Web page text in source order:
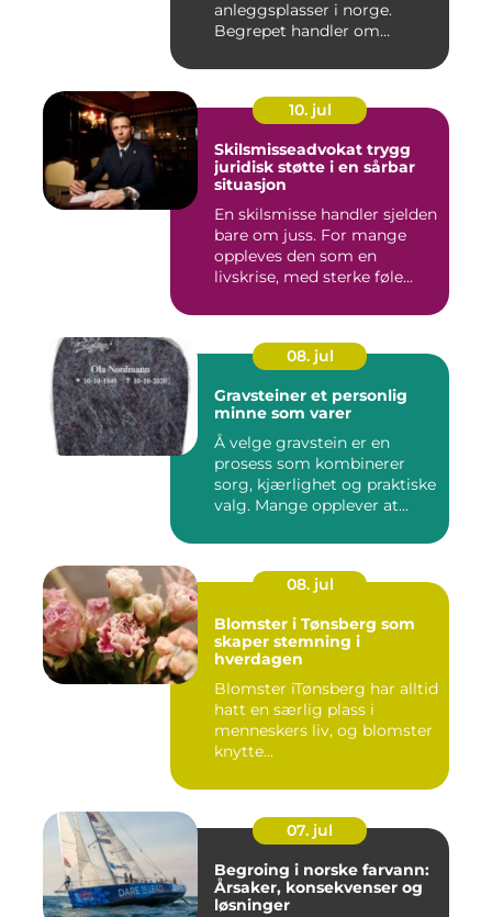
anleggsplasser i norge.
Begrepet handler om
10. jul
Skilsmisseadvokat trygg
juridisk støtte i en sårbar
situasjon
En skilsmisse handler sjelden
bare om juss. For mange
oppleves den som en
livskrise, med sterke føle...
08. jul
Gravsteiner et personlig
minne som varer
Å velge gravstein er en
prosess som kombinerer
sorg, kjærlighet og praktiske
valg. Mange opplever at...
08. jul
Blomster i Tønsberg som
skaper stemning i
hverdagen
Blomster iTønsberg har alltid
hatt en særlig plass i
menneskers liv, og blomster
knytte...
07. jul
Begroing i norske farvann:
Årsaker, konsekvenser og
løsninger